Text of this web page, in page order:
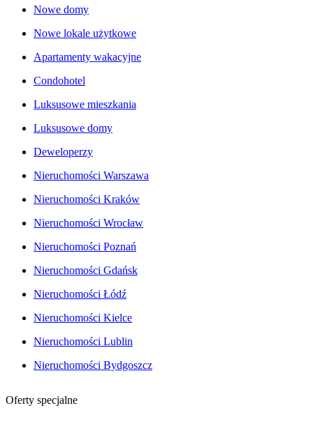
Nowe domy
Nowe lokale użytkowe
Apartamenty wakacyjne
Condohotel
Luksusowe mieszkania
Luksusowe domy
Deweloperzy
Nieruchomości Warszawa
Nieruchomości Kraków
Nieruchomości Wrocław
Nieruchomości Poznań
Nieruchomości Gdańsk
Nieruchomości Łódź
Nieruchomości Kielce
Nieruchomości Lublin
Nieruchomości Bydgoszcz
Oferty specjalne